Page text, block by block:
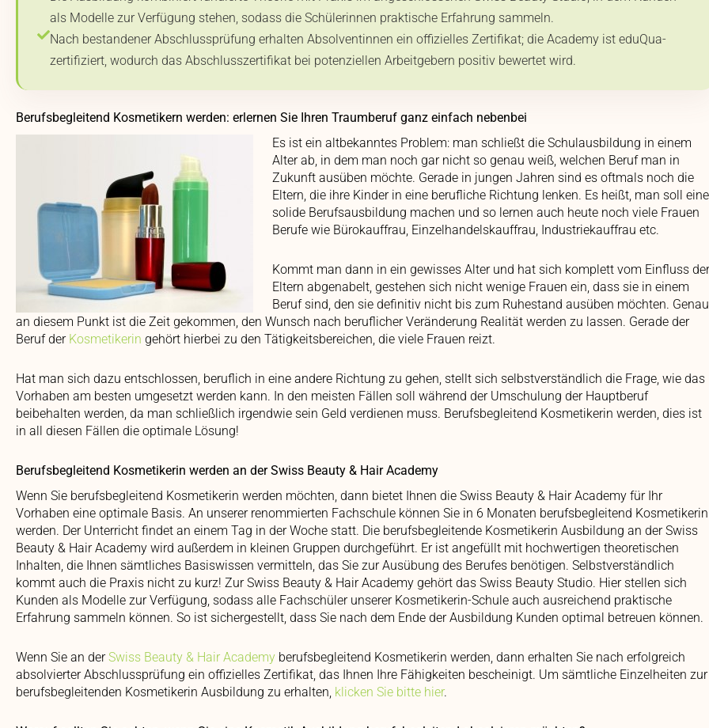
als Modelle zur Verfügung stehen, sodass die Schülerinnen praktische Erfahrung sammeln.
Nach bestandener Abschlussprüfung erhalten Absolventinnen ein offizielles Zertifikat; die Academy ist eduQua-
zertifiziert, wodurch das Abschlusszertifikat bei potenziellen Arbeitgebern positiv bewertet wird.
Berufsbegleitend Kosmetikern werden: erlernen Sie Ihren Traumberuf ganz einfach nebenbei
Es ist ein altbekanntes Problem: man schließt die Schulausbildung in einem
Alter ab, in dem man noch gar nicht so genau weiß, welchen Beruf man in
Zukunft ausüben möchte. Gerade in jungen Jahren sind es oftmals noch die
Eltern, die ihre Kinder in eine berufliche Richtung lenken. Es heißt, man soll eine
solide Berufsausbildung machen und so lernen auch heute noch viele Frauen
Berufe wie Bürokauffrau, Einzelhandelskauffrau, Industriekauffrau etc.
Kommt man dann in ein gewisses Alter und hat sich komplett vom Einfluss der
Eltern abgenabelt, gestehen sich nicht wenige Frauen ein, dass sie in einem
Beruf sind, den sie definitiv nicht bis zum Ruhestand ausüben möchten. Genau
an diesem Punkt ist die Zeit gekommen, den Wunsch nach beruflicher Veränderung Realität werden zu lassen. Gerade der
Beruf der Kosmetikerin gehört hierbei zu den Tätigkeitsbereichen, die viele Frauen reizt.
Hat man sich dazu entschlossen, beruflich in eine andere Richtung zu gehen, stellt sich selbstverständlich die Frage, wie das
Vorhaben am besten umgesetzt werden kann. In den meisten Fällen soll während der Umschulung der Hauptberuf
beibehalten werden, da man schließlich irgendwie sein Geld verdienen muss. Berufsbegleitend Kosmetikerin werden, dies ist
in all diesen Fällen die optimale Lösung!
Berufsbegleitend Kosmetikerin werden an der Swiss Beauty & Hair Academy
Wenn Sie berufsbegleitend Kosmetikerin werden möchten, dann bietet Ihnen die Swiss Beauty & Hair Academy für Ihr
Vorhaben eine optimale Basis. An unserer renommierten Fachschule können Sie in 6 Monaten berufsbegleitend Kosmetikerin
werden. Der Unterricht findet an einem Tag in der Woche statt. Die berufsbegleitende Kosmetikerin Ausbildung an der Swiss
Beauty & Hair Academy wird außerdem in kleinen Gruppen durchgeführt. Er ist angefüllt mit hochwertigen theoretischen
Inhalten, die Ihnen sämtliches Basiswissen vermitteln, das Sie zur Ausübung des Berufes benötigen. Selbstverständlich
kommt auch die Praxis nicht zu kurz! Zur Swiss Beauty & Hair Academy gehört das Swiss Beauty Studio. Hier stellen sich
Kunden als Modelle zur Verfügung, sodass alle Fachschüler unserer Kosmetikerin-Schule auch ausreichend praktische
Erfahrung sammeln können. So ist sichergestellt, dass Sie nach dem Ende der Ausbildung Kunden optimal betreuen können.
Wenn Sie an derSwiss Beauty & Hair Academy berufsbegleitend Kosmetikerin werden, dann erhalten Sie nach erfolgreich
absolvierter Abschlussprüfung ein offizielles Zertifikat, das Ihnen Ihre Fähigkeiten bescheinigt. Um sämtliche Einzelheiten zur
berufsbegleitenden Kosmetikerin Ausbildung zu erhalten, klicken Sie bitte hier.